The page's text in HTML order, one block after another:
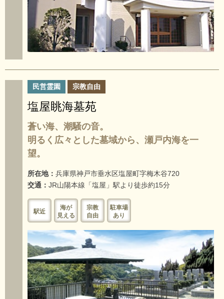
民営霊園 宗教自由
塩屋眺海墓苑
蒼い海、潮騒の音。
明るく広々とした墓域から、瀬戸内海を一
望。
所在地： 兵庫県神戸市垂水区塩屋町字梅木谷720
交通： JR山陽本線「塩屋」駅より徒歩約15分
駅近
海が
見える
宗教
自由
駐車場
あり